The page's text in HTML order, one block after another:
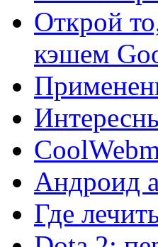
Открой
кэшем
Андроид
Где